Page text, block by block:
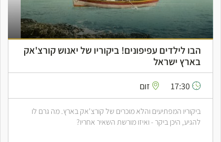
הבו לילדים עפיפונים! ביקוריו של יאנוש קורצ'אק
בארץ ישראל
זום
ביקוריו המפתיעים והלא מוכרים של קורצ'אק בארץ. מה גרם לו
להגיע, היכן ביקר - ואיזו מורשת השאיר אחריו?